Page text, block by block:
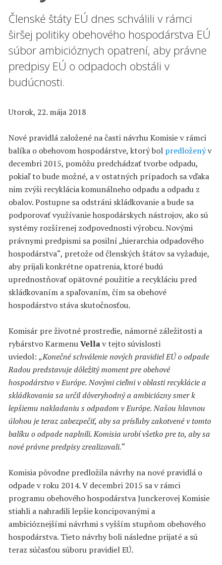
Členské štáty EÚ dnes schválili v rámci
širšej politiky obehového hospodárstva EÚ
súbor ambicióznych opatrení, aby právne
predpisy EÚ o odpadoch obstáli v
budúcnosti.
Utorok, 22. mája 2018
Nové pravidlá založené na časti návrhu Komisie v rámci
balíka o obehovom hospodárstve, ktorý bol predloženýv
decembri 2015, pomôžu predchádzať tvorbe odpadu,
pokiaľ to bude možné, a v ostatných prípadoch sa vďaka
nim zvýši recyklácia komunálneho odpadu a odpadu z
obalov. Postupne sa odstráni skládkovanie a bude sa
podporovať využívanie hospodárskych nástrojov, ako sú
systémy rozšírenej zodpovednosti výrobcu. Novými
právnymi predpismi sa posilní „hierarchia odpadového
hospodárstva“, pretože od členských štátov sa vyžaduje,
aby prijali konkrétne opatrenia, ktoré budú
uprednostňovať opätovné použitie a recykláciu pred
skládkovaním a spaľovaním, čím sa obehové
hospodárstvo stáva skutočnosťou.
Komisár pre životné prostredie, námorné záležitosti a
rybárstvo KarmenuVellav tejto súvislosti
uviedol: „Konečné schválenie nových pravidiel EÚ o odpade
Radou predstavuje dôležitý moment pre obehové
hospodárstvo v Európe. Novými cieľmi v oblasti recyklácie a
skládkovania sa určil dôveryhodný a ambiciózny smer k
lepšiemu nakladaniu s odpadom v Európe. Našou hlavnou
úlohou je teraz zabezpečiť, aby sa prísľuby zakotvené v tomto
balíku o odpade naplnili. Komisia urobí všetko pre to, aby sa
nové právne predpisy zrealizovali.“
Komisia pôvodne predložila návrhy na nové pravidlá o
odpade v roku 2014. V decembri 2015 sa v rámci
programu obehového hospodárstva Junckerovej Komisie
stiahli a nahradili lepšie koncipovanými a
ambicióznejšími návrhmi s vyšším stupňom obehového
hospodárstva. Tieto návrhy boli následne prijaté a sú
teraz súčasťou súboru pravidiel EÚ.